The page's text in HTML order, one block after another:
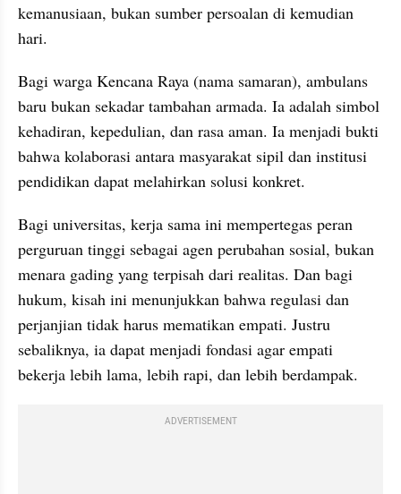
kemanusiaan, bukan sumber persoalan di kemudian
hari.
Bagi warga Kencana Raya (nama samaran), ambulans
baru bukan sekadar tambahan armada. Ia adalah simbol
kehadiran, kepedulian, dan rasa aman. Ia menjadi bukti
bahwa kolaborasi antara masyarakat sipil dan institusi
pendidikan dapat melahirkan solusi konkret.
Bagi universitas, kerja sama ini mempertegas peran
perguruan tinggi sebagai agen perubahan sosial, bukan
menara gading yang terpisah dari realitas. Dan bagi
hukum, kisah ini menunjukkan bahwa regulasi dan
perjanjian tidak harus mematikan empati. Justru
sebaliknya, ia dapat menjadi fondasi agar empati
bekerja lebih lama, lebih rapi, dan lebih berdampak.
ADVERTISEMENT